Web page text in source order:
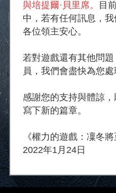
與培提爾·貝里席。
目
中，若有任何訊息，
各位領主安心。
若對遊戲還有其他問
員，我們會盡快為您處
感謝您的支持與體諒
寫下新的篇章。
《權力的遊戲：凜冬
2022年1月24日